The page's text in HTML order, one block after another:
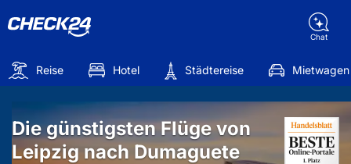
Chat
Reise Hotel Städtereise Mietwagen
Die günstigsten Flüge von
Leipzig nach Dumaguete